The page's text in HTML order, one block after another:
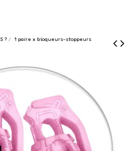
?
1 paire x bloqueurs-stoppeurs